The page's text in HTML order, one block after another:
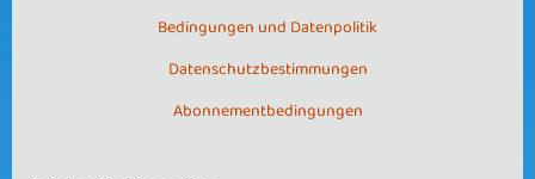
Bedingungen und Datenpolitik
Datenschutzbestimmungen
Abonnementbedingungen